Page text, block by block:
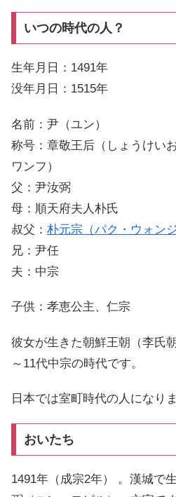
いつの時代の人？
生年月日：1491年
没年月日：1515年
名前：尹（ユン）
称号：章敬王后（しょうけい
ワンフ）
父：尹汝弼
母：順天府夫人朴氏
叔父： 朴元宗（パク・ウォンジ
兄：尹任
夫：中宗
子供：孝恵公主、仁宗
彼女が生きた朝鮮王朝（李氏
～11代中宗の時代です。
日本では室町時代の人になりま
おいたち
1491年（成宗2年） 。漢城で